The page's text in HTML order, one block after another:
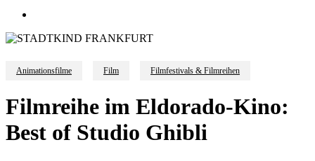
Animationsfilme Film Filmfestivals & Filmreihen
Filmreihe im Eldorado-Kino:
Best of Studio Ghibli